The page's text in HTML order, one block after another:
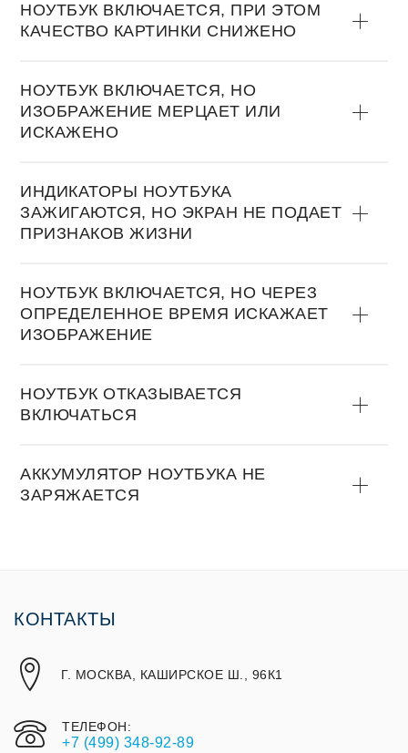
НОУТБУК ВКЛЮЧАЕТСЯ, ПРИ ЭТОМ
КАЧЕСТВО КАРТИНКИ СНИЖЕНО
НОУТБУК ВКЛЮЧАЕТСЯ, НО
ИЗОБРАЖЕНИЕ МЕРЦАЕТ ИЛИ
ИСКАЖЕНО
ИНДИКАТОРЫ НОУТБУКА
ЗАЖИГАЮТСЯ, НО ЭКРАН НЕ ПОДАЕТ
ПРИЗНАКОВ ЖИЗНИ
НОУТБУК ВКЛЮЧАЕТСЯ, НО ЧЕРЕЗ
ОПРЕДЕЛЕННОЕ ВРЕМЯ ИСКАЖАЕТ
ИЗОБРАЖЕНИЕ
НОУТБУК ОТКАЗЫВАЕТСЯ
ВКЛЮЧАТЬСЯ
АККУМУЛЯТОР НОУТБУКА НЕ
ЗАРЯЖАЕТСЯ
КОНТАКТЫ
Г. МОСКВА, КАШИРСКОЕ Ш., 96К1
ТЕЛЕФОН:
+7 (499) 348-92-89